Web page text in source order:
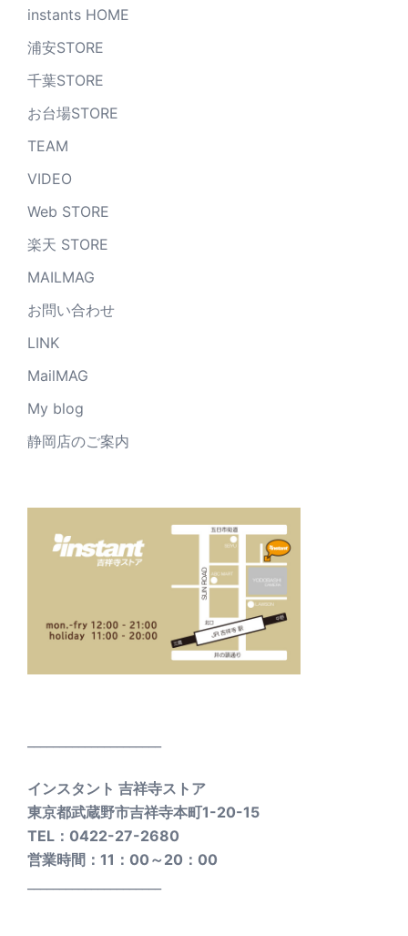
instants HOME
浦安STORE
千葉STORE
お台場STORE
TEAM
VIDEO
Web STORE
楽天 STORE
MAILMAG
お問い合わせ
LINK
MailMAG
My blog
静岡店のご案内
インスタント 吉祥寺ストア
東京都武蔵野市吉祥寺本町1-20-15
TEL：0422-27-2680
営業時間：11：00～20：00